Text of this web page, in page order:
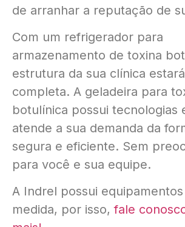
de arranhar a reputação de
Com um refrigerador para
armazenamento de toxina
estrutura da sua clínica
completa. A geladeira para
botulínica possui tecnologias
atende a sua demanda da
segura e eficiente. Sem
para você e sua equipe.
A Indrel possui equipamentos
medida, por isso,fale